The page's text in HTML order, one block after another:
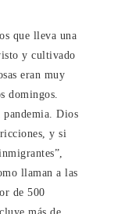
que lleva una
y cultivado
eran muy
domingos.
pandemia. Dios
y si
llaman a las
de 500